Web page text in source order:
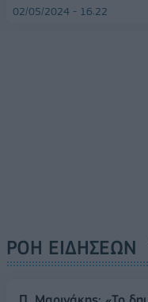
02/05/2024 - 16:22
ΡΟΗ ΕΙΔΗΣΕΩΝ